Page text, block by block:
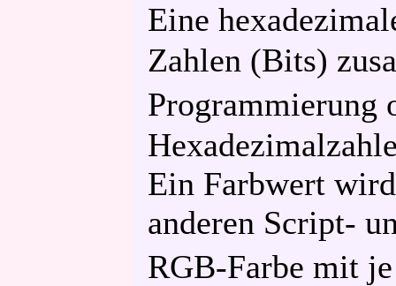
Eine
Zahlen (Bits)
Ein Farbwert
anderen Script-
RGB-Farbe mit